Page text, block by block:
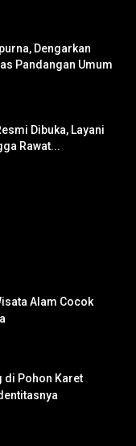
Dengarkan
Pandangan Umum
Dibuka, Layani
Rawat...
Alam Cocok
di Pohon Karet